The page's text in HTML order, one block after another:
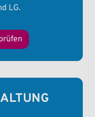
LG.